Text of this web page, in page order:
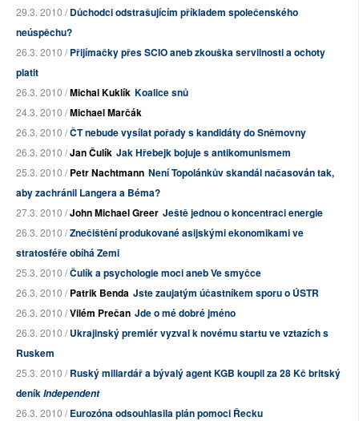
29.3. 2010 /Důchodci odstrašujícím příkladem společenského
neúspěchu?
26.3. 2010 /Přijímačky přes SCIO aneb zkouška servilnosti a ochoty
platit
26.3. 2010 /Michal Kuklík Koalice snů
24.3. 2010 /Michael Marčák
26.3. 2010 /ČT nebude vysílat pořady s kandidáty do Sněmovny
26.3. 2010 /Jan Čulík Jak Hřebejk bojuje s antikomunismem
25.3. 2010 /Petr Nachtmann Není Topolánkův skandál načasován tak,
aby zachránil Langera a Béma?
27.3. 2010 /John Michael Greer Ještě jednou o koncentraci energie
26.3. 2010 /Znečištění produkované asijskými ekonomikami ve
stratosféře obíhá Zemi
25.3. 2010 /Čulík a psychologie moci aneb Ve smyčce
26.3. 2010 /Patrik Benda Jste zaujatým účastníkem sporu o ÚSTR
26.3. 2010 /Vilém Prečan Jde o mé dobré jméno
26.3. 2010 /Ukrajinský premiér vyzval k novému startu ve vztazích s
Ruskem
25.3. 2010 /Ruský miliardář a bývalý agent KGB koupil za 28 Kč britský
deníkIndependent
26.3. 2010 /Eurozóna odsouhlasila plán pomoci Řecku